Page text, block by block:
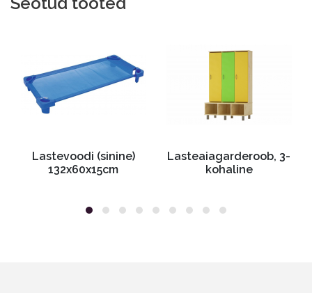
Lastevoodi (sinine)
132x60x15cm
Lasteaiagarderoob, 3-
kohaline